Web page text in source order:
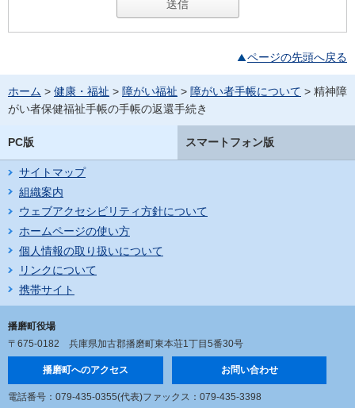
ページの先頭へ戻る
ホーム > 健康・福祉 > 障がい福祉 > 障がい者手帳について > 精神障
がい者保健福祉手帳の手帳の返還手続き
PC版 スマートフォン版
サイトマップ
組織案内
ウェブアクセシビリティ方針について
ホームページの使い方
個人情報の取り扱いについて
リンクについて
携帯サイト
播磨町役場
〒675-0182 兵庫県加古郡播磨町東本荘1丁目5番30号
播磨町へのアクセス お問い合わせ
電話番号：079-435-0355(代表)ファックス：079-435-3398